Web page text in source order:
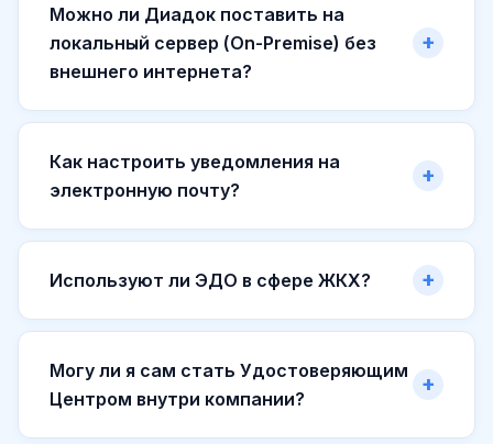
Можно ли Диадок поставить на
локальный сервер (On-Premise) без
внешнего интернета?
Как настроить уведомления на
электронную почту?
Используют ли ЭДО в сфере ЖКХ?
Могу ли я сам стать Удостоверяющим
Центром внутри компании?